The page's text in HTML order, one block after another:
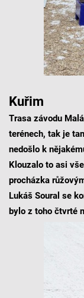
Kuřim
Trasa závodu
terénech, tak je
nedošlo k
Klouzalo to asi
procházka
Lukáš Soural se
bylo z toho čtvrté